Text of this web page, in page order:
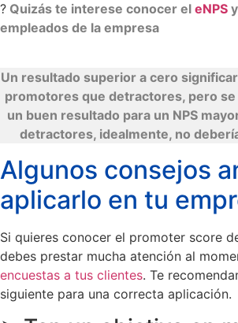
? Quizás te interese conocer el eNPS
empleados de la empresa
Un resultado superior a cero
promotores que detractores, pero
un buen resultado para un NPS
detractores, idealmente, no
Algunos consejos
aplicarlo en tu
Si quieres conocer el promoter score
debes prestar mucha atención al
encuestas a tus clientes. Te
siguiente para una correcta aplicación.